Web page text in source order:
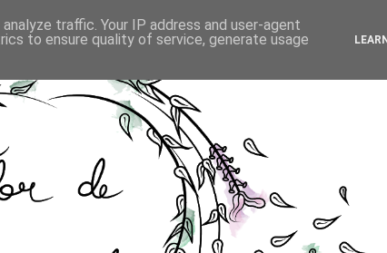
traffic. Your IP address and user-agent
to ensure quality of service, generate usage